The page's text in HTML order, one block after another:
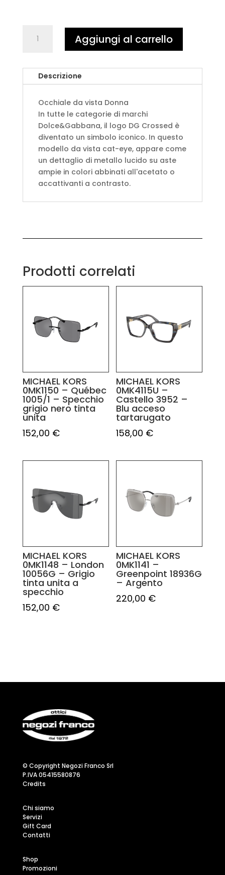
DOLCE&GABBANA
0DG3378
Nero
Aggiungi al carrello
Descrizione
Occhiale da vista Donna
In tutte le categorie di marchi
Dolce&Gabbana, il logo DG Crossed è
diventato un simbolo iconico. In questo
modello da vista cat-eye, appare come
un dettaglio di metallo lucido su aste
ampie in colori abbinati all'acetato o
accattivanti a contrasto.
Prodotti correlati
MICHAEL KORS
0MK1150 – Québec
1005/1 – Specchio
grigio nero tinta
unita
152,00 €
MICHAEL KORS
0MK4115U –
Castello 3952 –
Blu acceso
tartarugato
158,00 €
MICHAEL KORS
0MK1148 – London
10056G – Grigio
tinta unita a
specchio
152,00 €
MICHAEL KORS
0MK1141 –
Greenpoint 18936G
– Argento
220,00 €
© Copyright Negozi Franco Srl
P.IVA 05415580876
Credits
Chi siamo
Servizi
Gift Card
Contatti
Shop
Promozioni